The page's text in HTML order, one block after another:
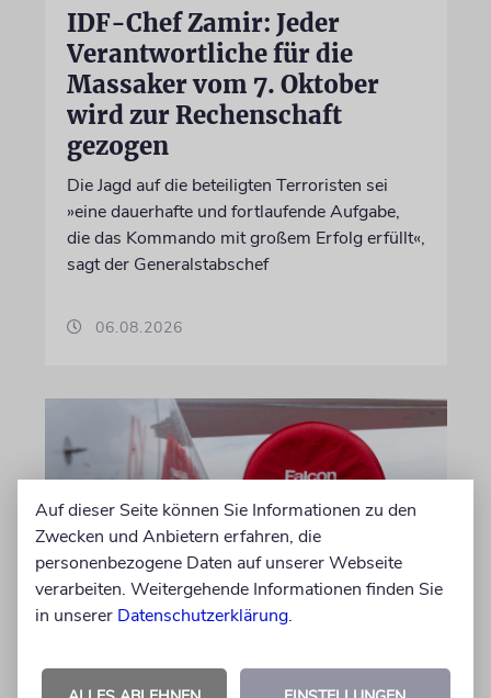
IDF-Chef Zamir: Jeder
Verantwortliche für die
Massaker vom 7. Oktober
wird zur Rechenschaft
gezogen
Die Jagd auf die beteiligten Terroristen sei
»eine dauerhafte und fortlaufende Aufgabe,
die das Kommando mit großem Erfolg erfüllt«,
sagt der Generalstabschef
06.08.2026
Wegen Israel-Boykott:
Auf dieser Seite können Sie Informationen zu den
Zwecken und Anbietern erfahren, die
personenbezogene Daten auf unserer Webseite
verarbeiten. Weitergehende Informationen finden Sie
in unserer Datenschutzerklärung.